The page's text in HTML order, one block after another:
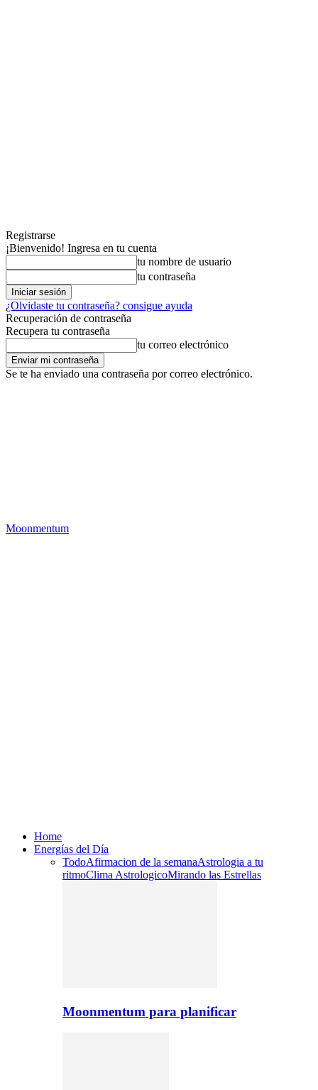
Registrarse
¡Bienvenido! Ingresa en tu cuenta
tu nombre de usuario
tu contraseña
¿Olvidaste tu contraseña? consigue ayuda
Recuperación de contraseña
Recupera tu contraseña
tu correo electrónico
Se te ha enviado una contraseña por correo electrónico.
Moonmentum
Home
Energías del Día
TodoAfirmacion de la semanaAstrologia a tu
ritmoClima AstrologicoMirando las Estrellas
Moonmentum para planificar